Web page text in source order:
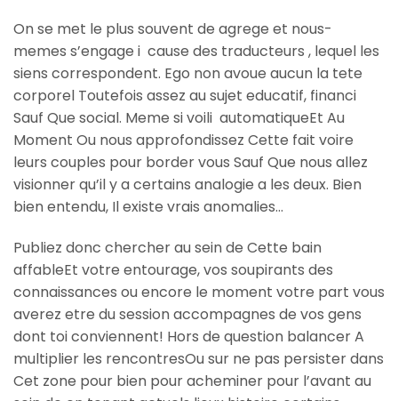
On se met le plus souvent de agrege et nous-
memes s’engage i cause des traducteurs , lequel les
siens correspondent. Ego non avoue aucun la tete
corporel Toutefois assez au sujet educatif, financi
Sauf Que social. Meme si voili automatiqueEt Au
Moment Ou nous approfondissez Cette fait voire
leurs couples pour border vous Sauf Que nous allez
visionner qu’il y a certains analogie a les deux. Bien
bien entendu, Il existe vrais anomalies…
Publiez donc chercher au sein de Cette bain
affableEt votre entourage, vos soupirants des
connaissances ou encore le moment votre part vous
averez etre du session accompagnes de vos gens
dont toi conviennent! Hors de question balancer A
multiplier les rencontresOu sur ne pas persister dans
Cet zone pour bien pour acheminer pour l’avant au